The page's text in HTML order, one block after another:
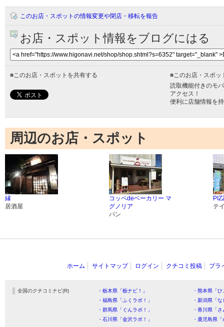
このお店・スポットの情報変更や閉店・移転を報告
お店・スポット情報をブログにはる
■このお店・スポットを共有する ■このお店・スポッ
読取機能付きのモ
アクセス！
便利に店舗情報を
周辺のお店・スポット
縁
居酒屋
コッペdeベーカリー マ
グノリア
パン
テ
ホーム サイトマップ ログイン クチコミ投稿 プラ
全国のクチコミナビ(R) ・栃木県「栃ナビ！」
・熊本県「
・福島県「ふくラボ！」
・新潟県「
・群馬県「ぐんラボ！」
・香川県「
・石川県「金沢ラボ！」
・鹿児島県